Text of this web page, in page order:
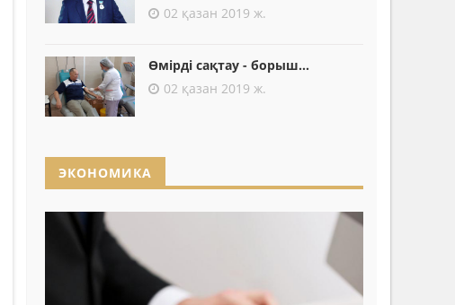
02 қазан 2019 ж.
Өмірді сақтау - борыш...
02 қазан 2019 ж.
ЭКОНОМИКА